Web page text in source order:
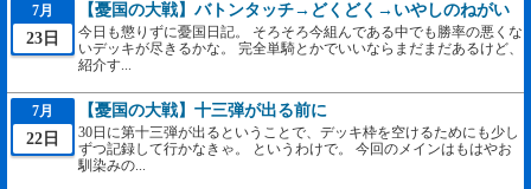
7月
23日
【憂国の大戦】バトンタッチ→どくどく→いやしのねがい
今日も懲りずに憂国日記。 そろそろ今組んである中でも勝率の悪くな
いデッキが尽きるかな。 完全単騎とかでいいならまだまだあるけど、
紹介す...
7月
22日
【憂国の大戦】十三弾が出る前に
30日に第十三弾が出るということで、デッキ枠を空けるためにも少し
ずつ記録して行かなきゃ。 というわけで。 今回のメインはもはやお
馴染みの...